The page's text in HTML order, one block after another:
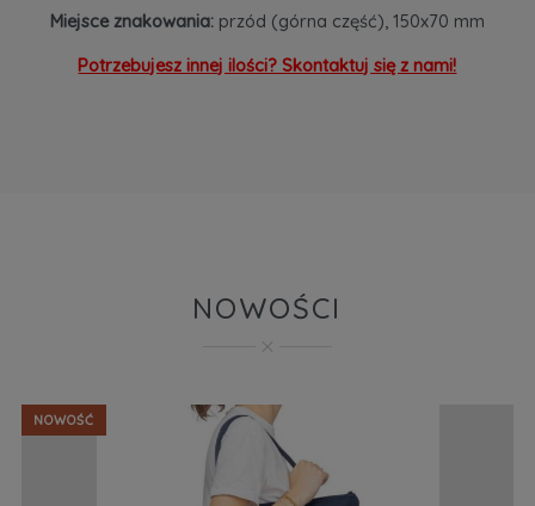
Miejsce znakowania: przód (górna część), 150x70 mm
Potrzebujesz innej ilości? Skontaktuj się z nami!
NOWOŚCI
NOWOŚĆ